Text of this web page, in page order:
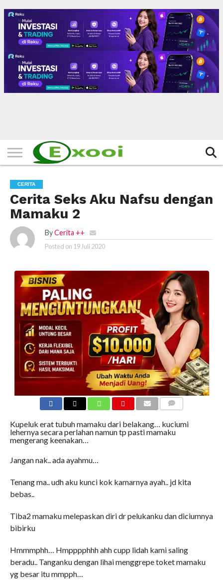
HOME
FILTER
BERITA
BIODATA
CERITA
CERPEN
EKSKLUSIF
FOTO
VIDEO
TIPS
MORE
CERITA
Cerita Seks Aku Nafsu dengan
Mamaku 2
By Cerita ++
Posted on 19 Juli 2020
Kupeluk erat tubuh mamaku dari belakang… kuciumi
lehernya secara perlahan namun tp pasti mamaku
mengerang keenakan…
Jangan nak.. ada ayahmu…
Tenang ma.. udh aku kunci kok kamarnya ayah.. jd kita
bebas..
Tiba2 mamaku melepaskan diri dr pelukanku dan diciumnya
bibirku
Hmmmphh… Hmpppphhh ahh cupp lidah kami saling
beradu.. Tanganku dengan lihai menggrepe toket mamaku
yg besar itu mmpph…